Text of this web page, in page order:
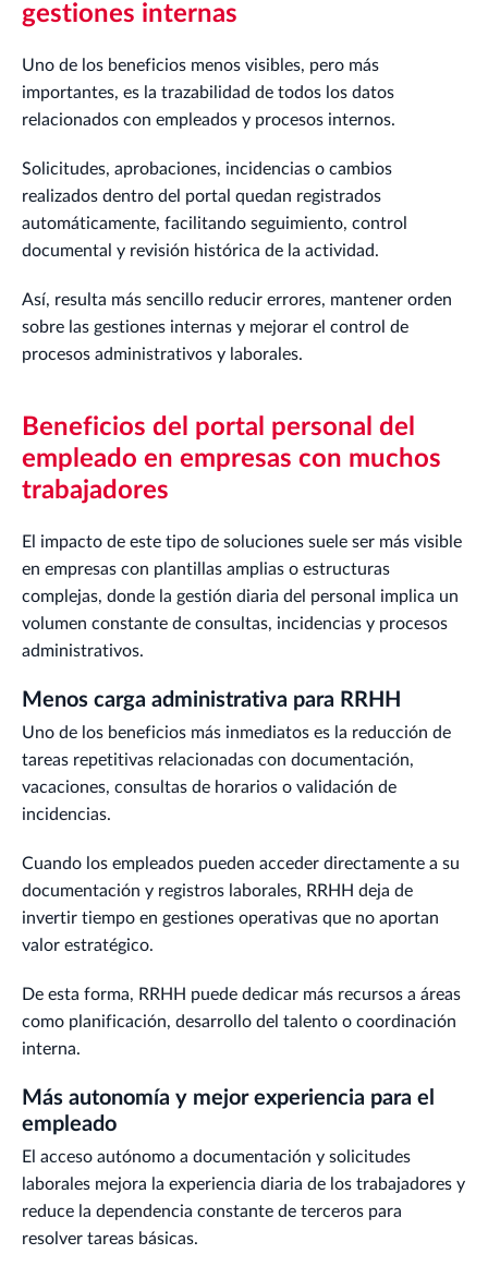
gestiones internas
Uno de los beneficios menos visibles, pero más
importantes, es la trazabilidad de todos los datos
relacionados con empleados y procesos internos.
Solicitudes, aprobaciones, incidencias o cambios
realizados dentro del portal quedan registrados
automáticamente, facilitando seguimiento, control
documental y revisión histórica de la actividad.
Así, resulta más sencillo reducir errores, mantener orden
sobre las gestiones internas y mejorar el control de
procesos administrativos y laborales.
Beneficios del portal personal del
empleado en empresas con muchos
trabajadores
El impacto de este tipo de soluciones suele ser más visible
en empresas con plantillas amplias o estructuras
complejas, donde la gestión diaria del personal implica un
volumen constante de consultas, incidencias y procesos
administrativos.
Menos carga administrativa para RRHH
Uno de los beneficios más inmediatos es la reducción de
tareas repetitivas relacionadas con documentación,
vacaciones, consultas de horarios o validación de
incidencias.
Cuando los empleados pueden acceder directamente a su
documentación y registros laborales, RRHH deja de
invertir tiempo en gestiones operativas que no aportan
valor estratégico.
De esta forma, RRHH puede dedicar más recursos a áreas
como planificación, desarrollo del talento o coordinación
interna.
Más autonomía y mejor experiencia para el
empleado
El acceso autónomo a documentación y solicitudes
laborales mejora la experiencia diaria de los trabajadores y
reduce la dependencia constante de terceros para
resolver tareas básicas.